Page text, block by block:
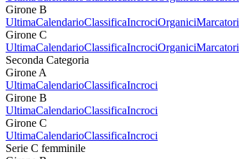
Girone B
UltimaCalendarioClassificaIncrociOrganiciMarcatori
Girone C
UltimaCalendarioClassificaIncrociOrganiciMarcatori
Seconda Categoria
Girone A
UltimaCalendarioClassificaIncroci
Girone B
UltimaCalendarioClassificaIncroci
Girone C
UltimaCalendarioClassificaIncroci
Serie C femminile